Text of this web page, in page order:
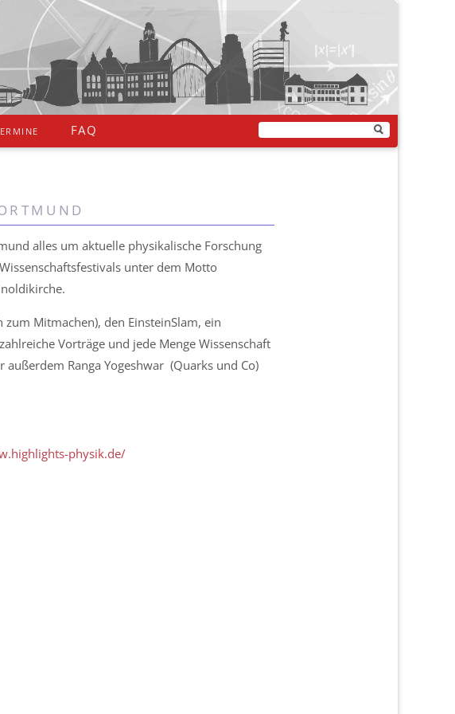
FAQ
alles um aktuelle physikalische Forschung
unter dem Motto
zum Mitmachen), den EinsteinSlam, ein
Vorträge und jede Menge Wissenschaft
Ranga Yogeshwar (Quarks und Co)
physik.de/